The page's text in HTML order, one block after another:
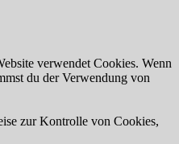
verwendet Cookies. Wenn
du der Verwendung von
zur Kontrolle von Cookies,